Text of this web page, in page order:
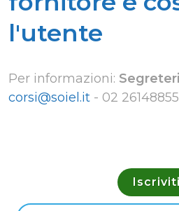
l'utente
Per informazioni:
corsi@soiel.it - 02 26148855
Iscriviti